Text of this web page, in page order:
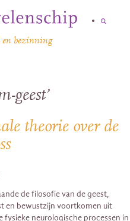
en bezinning
geest’
theorie over de
de filosofie van de geest,
en bewustzijn voortkomen uit
fysieke neurologische processen in